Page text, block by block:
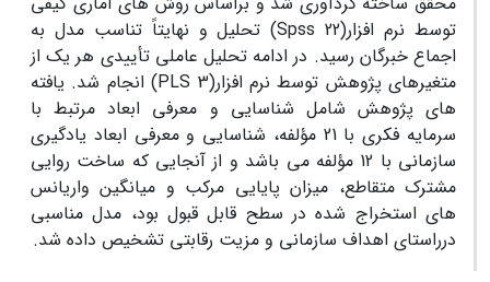
توسط نرم افزار(Spss 22) تحلیل و نهایتاً تناسب مدل به
اجماع خبرگان رسید. در ادامه تحلیل عاملی تأییدی هر یک از
متغیرهای پژوهش توسط نرم افزار(PLS 3) انجام شد. یافته
های پژوهش شامل شناسایی و معرفی ابعاد مرتبط با
سرمایه فکری با 21 مؤلفه، شناسایی و معرفی ابعاد یادگیری
سازمانی با 12 مؤلفه می باشد و از آنجایی که ساخت روایی
مشترک متقاطع، میزان پایایی مرکب و میانگین واریانس
های استخراج شده در سطح قابل قبول بود، مدل مناسبی
درراستای اهداف سازمانی و مزیت رقابتی تشخیص داده شد.